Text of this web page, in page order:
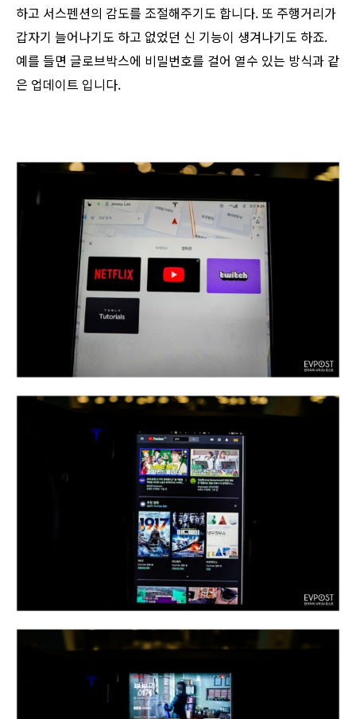
하고 서스펜션의 감도를 조절해주기도 합니다. 또 주행거리가
갑자기 늘어나기도 하고 없었던 신 기능이 생겨나기도 하죠.
예를 들면 글로브박스에 비밀번호를 걸어 열수 있는 방식과 같
은 업데이트 입니다.